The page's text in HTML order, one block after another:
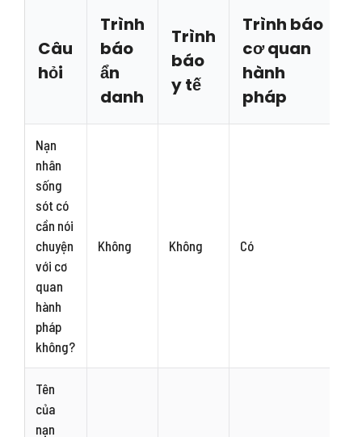
Câu
hỏi
Trình
báo
ẩn
danh
Trình
báo
y tế
Trình báo
cơ quan
hành
pháp
Nạn
nhân
sống
sót có
cần nói
chuyện
với cơ
quan
hành
pháp
không?
Không Không Có
Tên
của
nạn